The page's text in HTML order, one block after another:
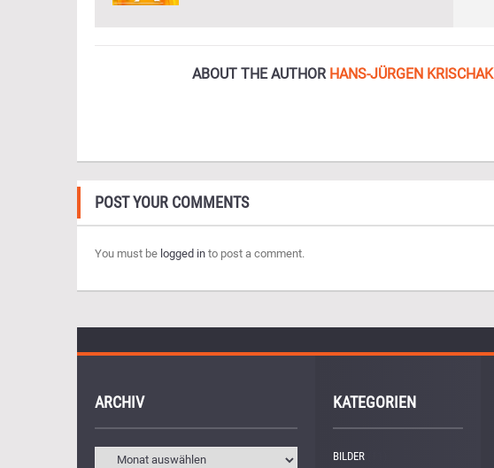
ABOUT THE AUTHOR HANS-JÜRGEN KRISCHAK
POST YOUR COMMENTS
You must be logged in to post a comment.
ARCHIV KATEGORIEN
BILDER